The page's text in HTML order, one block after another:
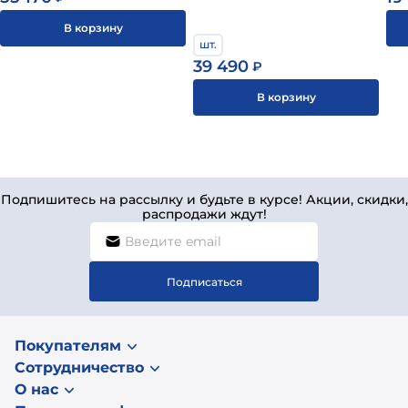
Погрузка и транспортировка в вертикальном
положении.
В корзину
шт.
39 490 ₽
В корзину
Подпишитесь на рассылку и будьте в курсе! Акции, скидки,
распродажи ждут!
Подписаться
Покупателям
Сотрудничество
О нас